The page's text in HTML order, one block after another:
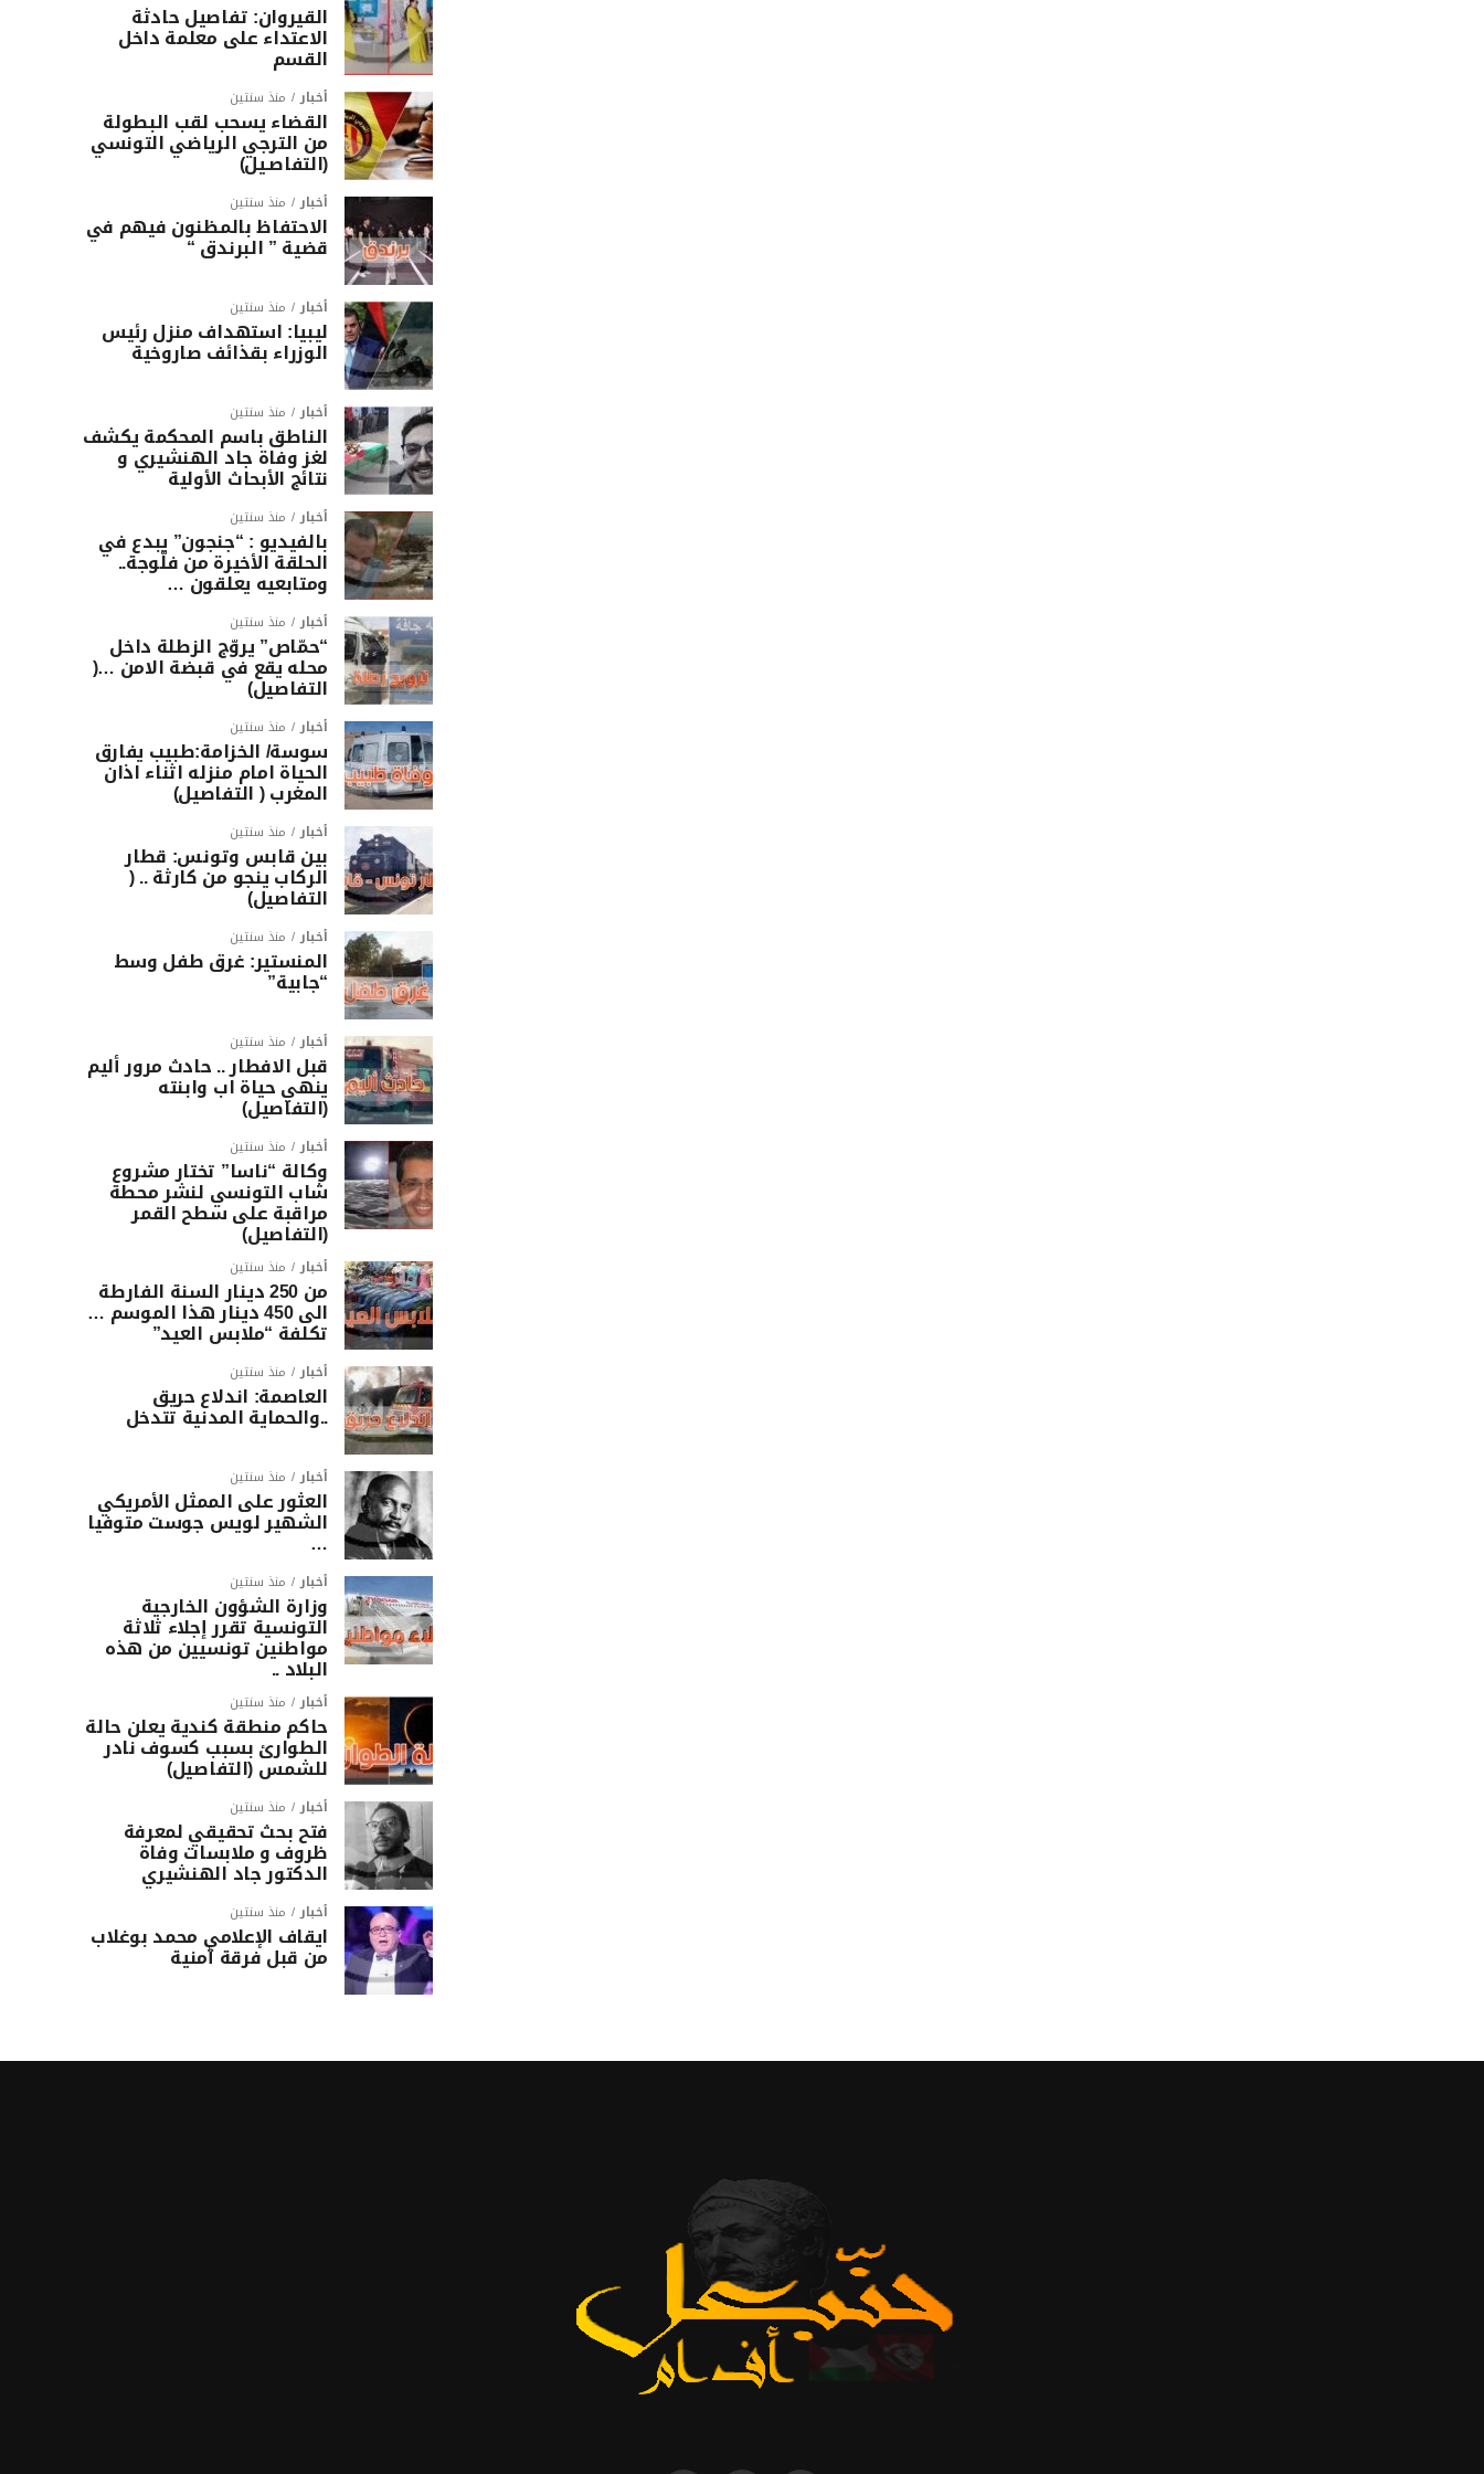
القيروان: تفاصيل حادثة
الاعتداء على معلمة داخل
القسم
أخبار منذ سنتين
القضاء يسحب لقب البطولة
من الترجي الرياضي التونسي
(التفاصـيل)
أخبار منذ سنتين
الاحتفاظ بالمظنون فيهم في
قضية ” البرندق “
أخبار منذ سنتين
ليبيا: استهداف منزل رئيس
الوزراء بقذائف صاروخية
أخبار منذ سنتين
الناطق باسم المحكمة يكشف
لغز وفاة جاد الهنشيري و
نتائج الأبحاث الأولية
أخبار منذ سنتين
بالفيديو : “جنجون” يبدع في
الحلقة الأخيرة من فلّوجة..
ومتابعيه يعلقون …
أخبار منذ سنتين
“حمّاص” يروّج الزطلة داخل
محله يقع في قبضة الامن …(
التفاصيل)
أخبار منذ سنتين
سوسة/ الخزامة:طبيب يفارق
الحياة امام منزله اثناء اذان
المغرب ( التفاصيل)
أخبار منذ سنتين
بين قابس وتونس: قطار
الركاب ينجو من كارثة .. (
التفاصيل)
أخبار منذ سنتين
المنستير: غرق طفل وسط
“جابية”
أخبار منذ سنتين
قبل الافطار .. حادث مرور أليم
ينهي حياة اب وابنته
(التفاصيل)
أخبار منذ سنتين
وكالة “ناسا” تختار مشروع
شاب التونسي لنشر محطة
مراقبة على سطح القمر
(التفاصيل)
أخبار منذ سنتين
من 250 دينار السنة الفارطة
الى 450 دينار هذا الموسم …
تكلفة “ملابس العيد”
أخبار منذ سنتين
العاصمة: اندلاع حريق
..والحماية المدنية تتدخل
أخبار منذ سنتين
العثور على الممثل الأمريكي
الشهير لويس جوست متوفيا
…
أخبار منذ سنتين
وزارة الشؤون الخارجية
التونسية تقرر إجلاء ثلاثة
مواطنين تونسيين من هذه
البلاد ..
أخبار منذ سنتين
حاكم منطقة كندية يعلن حالة
الطوارئ بسبب كسوف نادر
للشمس (التفاصيل)
أخبار منذ سنتين
فتح بحث تحقيقي لمعرفة
ظروف و ملابسات وفاة
الدكتور جاد الهنشيري
أخبار منذ سنتين
ايقاف الإعلامي محمد بوغلاب
من قبل فرقة أمنية